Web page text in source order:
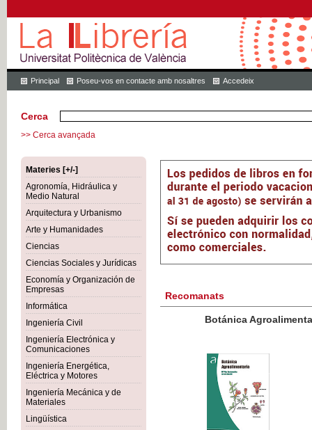
Principal Poseu-vos en contacte amb nosaltres Accedeix
Cerca
>> Cerca avançada
Materies [+/-]
Agronomía, Hidráulica y
Medio Natural
Arquitectura y Urbanismo
Arte y Humanidades
Ciencias
Ciencias Sociales y Jurídicas
Economía y Organización de
Empresas
Informática
Ingeniería Civil
Ingeniería Electrónica y
Comunicaciones
Ingeniería Energética,
Eléctrica y Motores
Ingeniería Mecánica y de
Materiales
Lingüística
Recomanats
Botánica Agroalimentaria